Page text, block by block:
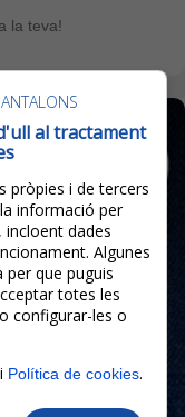
la teva!
al tractament
pròpies i de tercers
informació per
dades
Algunes
que puguis
totes les
configurar-les o
Política de cookies.